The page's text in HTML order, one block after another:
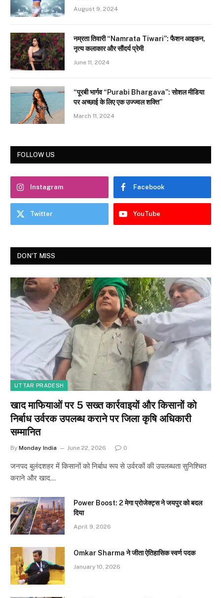
August 9, 2024
नम्रता तिवारी “Namrata Tiwari”: फैशन आइकन,
नृत्य कलाकार और सौंदर्य प्रेमी
June 11, 2024
“पूरबी भार्गव “Purabi Bhargava”: सोशल मीडिया
पर अच्छाई के लिए एक उज्ज्वल शक्ति”
March 11, 2024
FOLLOW US
Instagram Facebook
Twitter YouTube
DON'T MISS
UTTAR PRADESH
खाद माफियाओं पर 5 सख्त कार्रवाइयों और किसानों को
निर्बाध उर्वरक उपलब्ध कराने पर जिला कृषि अधिकारी
सम्मानित
By Monday India June 22, 2026 0
जनपद बुलंदशहर में किसानों को निर्बाध रूप से उर्वरकों की उपलब्धता सुनिश्चित
कराने और खाद…
Power Boost: 2 मेगा प्रोजेक्ट्स ने जयपुर को बदल
दिया
April 9, 2026
Omkar Sharma ने जीता ऐतिहासिक स्वर्ण पदक
January 10, 2026